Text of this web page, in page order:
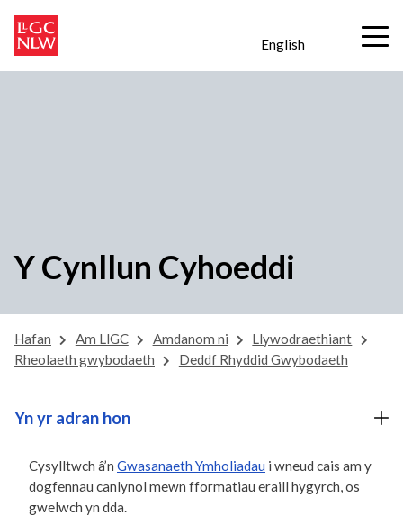
English
Y Cynllun Cyhoeddi
Hafan Am LlGC Amdanom ni
Llywodraethiant
Rheolaeth gwybodaeth
Deddf Rhyddid Gwybodaeth
Cysylltwch â’n Gwasanaeth Ymholiadau i wneud cais am y
dogfennau canlynol mewn fformatiau eraill hygyrch, os
gwelwch yn dda.
Yn yr adran hon